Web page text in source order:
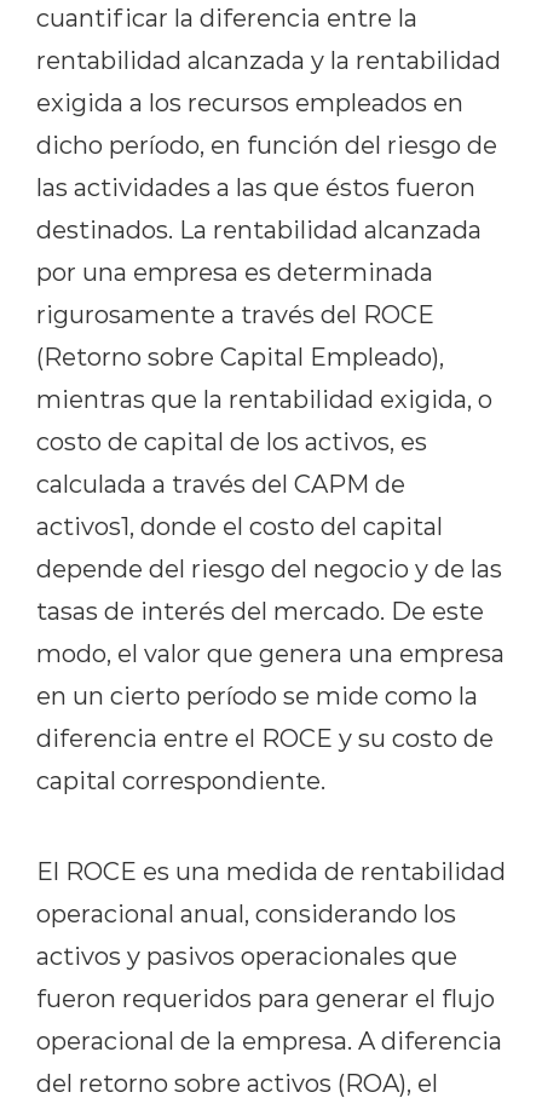
cuantificar la diferencia entre la
rentabilidad alcanzada y la rentabilidad
exigida a los recursos empleados en
dicho período, en función del riesgo de
las actividades a las que éstos fueron
destinados. La rentabilidad alcanzada
por una empresa es determinada
rigurosamente a través del ROCE
(Retorno sobre Capital Empleado),
mientras que la rentabilidad exigida, o
costo de capital de los activos, es
calculada a través del CAPM de
activos1, donde el costo del capital
depende del riesgo del negocio y de las
tasas de interés del mercado. De este
modo, el valor que genera una empresa
en un cierto período se mide como la
diferencia entre el ROCE y su costo de
capital correspondiente.
El ROCE es una medida de rentabilidad
operacional anual, considerando los
activos y pasivos operacionales que
fueron requeridos para generar el flujo
operacional de la empresa. A diferencia
del retorno sobre activos (ROA), el